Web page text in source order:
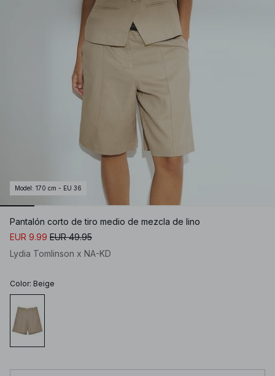
Model : 170 cm - EU 36
Pantalón corto de tiro medio de mezcla de lino
EUR 9.99 EUR 49.95
Lydia Tomlinson x NA-KD
Color: Beige